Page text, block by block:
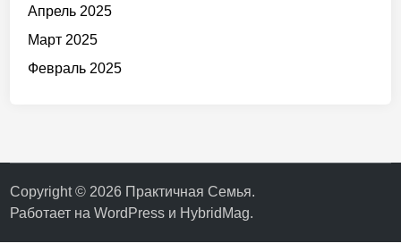
Апрель 2025
Март 2025
Февраль 2025
Copyright © 2026 Практичная Семья.
Работает наWordPress и HybridMag.